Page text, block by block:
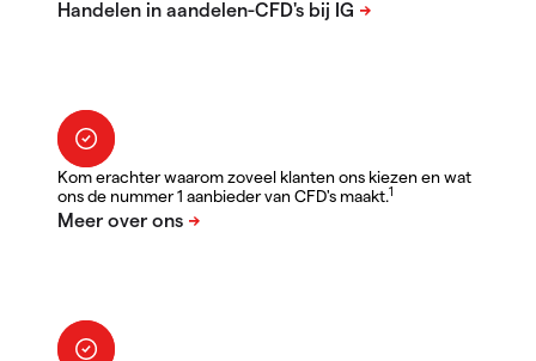
Kom erachter waarom zoveel klanten ons kiezen en wat
ons de nummer 1 aanbieder van CFD's maakt.1